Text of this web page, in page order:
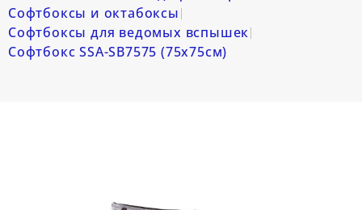
Софтбоксы и октабоксы
Софтбоксы для ведомых вспышек
Софтбокс SSA-SB7575 (75х75см)